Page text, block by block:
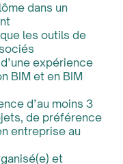
dans un
les outils de
expérience
BIM et en BIM
d’au moins 3
de préférence
entreprise au
et